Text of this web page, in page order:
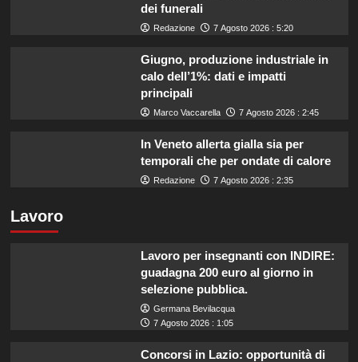
dei funerali
Redazione 7 Agosto 2026 : 5:20
Giugno, produzione industriale in
calo dell’1%: dati e impatti
principali
Marco Vaccarella 7 Agosto 2026 : 2:45
In Veneto allerta gialla sia per
temporali che per ondate di calore
Redazione 7 Agosto 2026 : 2:35
Lavoro
Lavoro per insegnanti con INDIRE:
guadagna 200 euro al giorno in
selezione pubblica.
Germana Bevilacqua
7 Agosto 2026 : 1:05
Concorsi in Lazio: opportunità di